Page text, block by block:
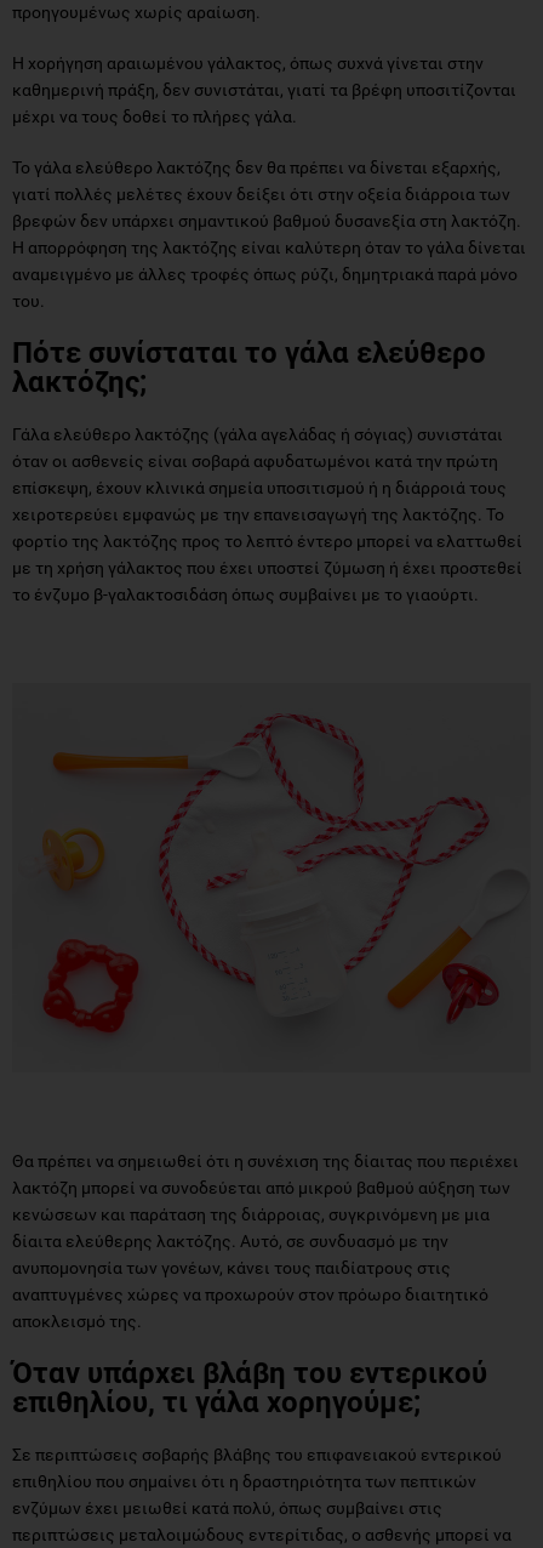
προηγουμένως χωρίς αραίωση.
Η χορήγηση αραιωμένου γάλακτος, όπως συχνά γίνεται στην
καθημερινή πράξη, δεν συνιστάται, γιατί τα βρέφη υποσιτίζονται
μέχρι να τους δοθεί το πλήρες γάλα.
Το γάλα ελεύθερο λακτόζης δεν θα πρέπει να δίνεται εξαρχής,
γιατί πολλές μελέτες έχουν δείξει ότι στην οξεία διάρροια των
βρεφών δεν υπάρχει σημαντικού βαθμού δυσανεξία στη λακτόζη.
Η απορρόφηση της λακτόζης είναι καλύτερη όταν το γάλα δίνεται
αναμειγμένο με άλλες τροφές όπως ρύζι, δημητριακά παρά μόνο
του.
Πότε συνίσταται το γάλα ελεύθερο
λακτόζης;
Γάλα ελεύθερο λακτόζης (γάλα αγελάδας ή σόγιας) συνιστάται
όταν οι ασθενείς είναι σοβαρά αφυδατωμένοι κατά την πρώτη
επίσκεψη, έχουν κλινικά σημεία υποσιτισμού ή η διάρροιά τους
χειροτερεύει εμφανώς με την επανεισαγωγή της λακτόζης. Το
φορτίο της λακτόζης προς το λεπτό έντερο μπορεί να ελαττωθεί
με τη χρήση γάλακτος που έχει υποστεί ζύμωση ή έχει προστεθεί
το ένζυμο β-γαλακτοσιδάση όπως συμβαίνει με το γιαούρτι.
Θα πρέπει να σημειωθεί ότι η συνέχιση της δίαιτας που περιέχει
λακτόζη μπορεί να συνοδεύεται από μικρού βαθμού αύξηση των
κενώσεων και παράταση της διάρροιας, συγκρινόμενη με μια
δίαιτα ελεύθερης λακτόζης. Αυτό, σε συνδυασμό με την
ανυπομονησία των γονέων, κάνει τους παιδίατρους στις
αναπτυγμένες χώρες να προχωρούν στον πρόωρο διαιτητικό
αποκλεισμό της.
Όταν υπάρχει βλάβη του εντερικού
επιθηλίου, τι γάλα χορηγούμε;
Σε περιπτώσεις σοβαρής βλάβης του επιφανειακού εντερικού
επιθηλίου που σημαίνει ότι η δραστηριότητα των πεπτικών
ενζύμων έχει μειωθεί κατά πολύ, όπως συμβαίνει στις
περιπτώσεις μεταλοιμώδους εντερίτιδας, ο ασθενής μπορεί να